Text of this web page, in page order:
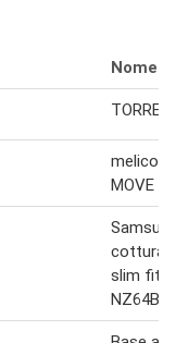
Nome
TORRE
meliconi
MOVE
cottura
slim fit